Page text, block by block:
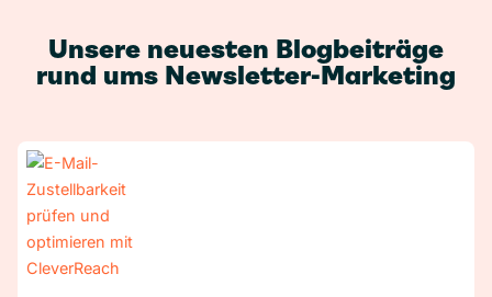
Unsere neuesten Blogbeiträge
rund ums Newsletter-Marketing